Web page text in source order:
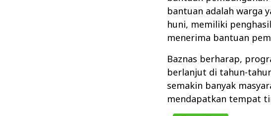
bantuan adalah warga
huni, memiliki
menerima bantuan
Baznas berharap,
berlanjut di tahun-
semakin banyak
mendapatkan tempat